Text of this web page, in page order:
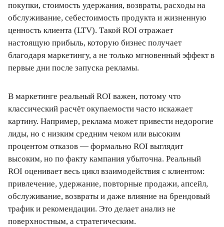
покупки, стоимость удержания, возвраты, расходы на
обслуживание, себестоимость продукта и жизненную
ценность клиента (LTV). Такой ROI отражает
настоящую прибыль, которую бизнес получает
благодаря маркетингу, а не только мгновенный эффект в
первые дни после запуска рекламы.
В маркетинге реальный ROI важен, потому что
классический расчёт окупаемости часто искажает
картину. Например, реклама может привести недорогие
лиды, но с низким средним чеком или высоким
процентом отказов — формально ROI выглядит
высоким, но по факту кампания убыточна. Реальный
ROI оценивает весь цикл взаимодействия с клиентом:
привлечение, удержание, повторные продажи, апсейл,
обслуживание, возвраты и даже влияние на брендовый
трафик и рекомендации. Это делает анализ не
поверхностным, а стратегическим.